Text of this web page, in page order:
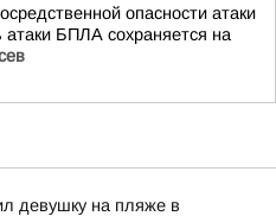
опасности атаки
БПЛА сохраняется на
девушку на пляже в